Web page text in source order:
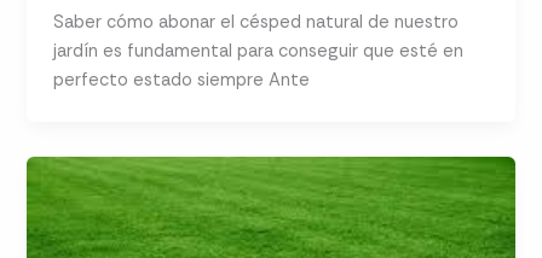
Saber cómo abonar el césped natural de nuestro
jardín es fundamental para conseguir que esté en
perfecto estado siempre Ante